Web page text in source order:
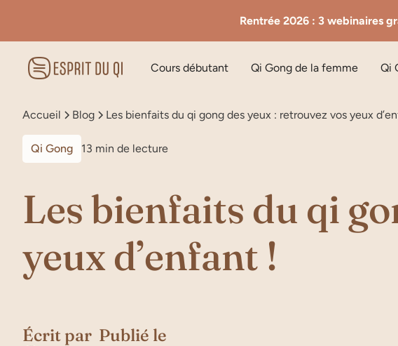
Rentrée 2026 : 3 webinaires
Cours débutant Qi Gong de la femme Qi
Accueil Blog Les bienfaits du qi gong des yeux : retrouvez vos yeux
Qi Gong 13 min de lecture
Les bienfaits du qi
yeux d’enfant !
Écrit par Publié le